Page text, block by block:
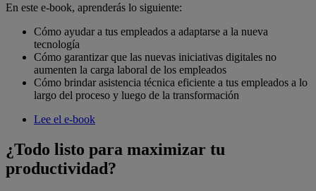
En este e-book, aprenderás lo siguiente:
Cómo ayudar a tus empleados a adaptarse a la nueva
tecnología
Cómo garantizar que las nuevas iniciativas digitales no
aumenten la carga laboral de los empleados
Cómo brindar asistencia técnica eficiente a tus empleados a lo
largo del proceso y luego de la transformación
Lee el e-book
¿Todo listo para maximizar tu
productividad?